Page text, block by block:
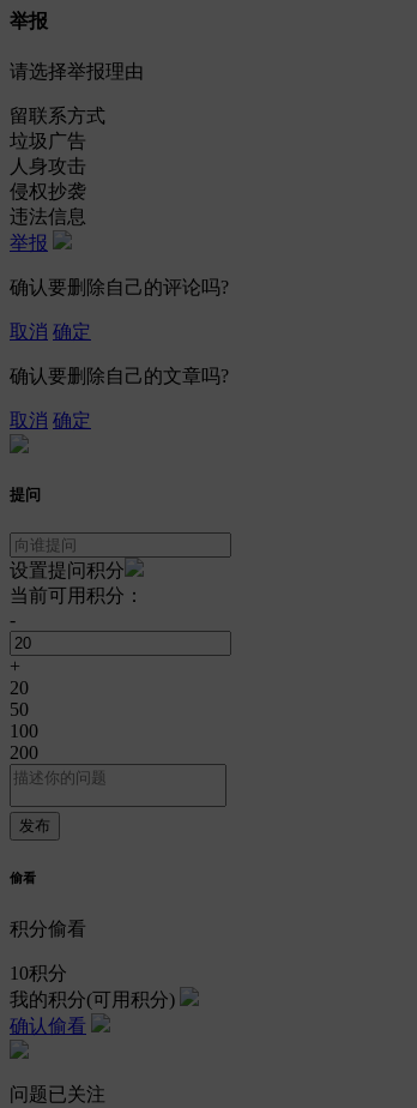
举报
请选择举报理由
留联系方式
垃圾广告
人身攻击
侵权抄袭
违法信息
举报
确认要删除自己的评论吗?
取消 确定
确认要删除自己的文章吗?
取消 确定
提问
设置提问积分
当前可用积分：
-
+
20
50
100
200
偷看
积分偷看
10积分
我的积分(可用积分)
确认偷看
问题已关注